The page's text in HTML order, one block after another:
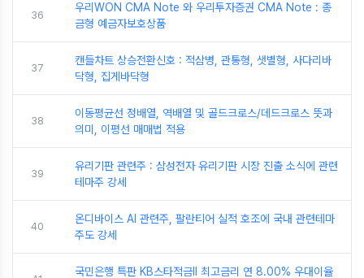
36
우리WON CMA Note 와 우리투자증권 CMA Note : 종
금형 예금자보호상품
37
캔들차트 상승전환신호 : 적삼병, 관통형, 샛별형, 사다리바
닥형, 집게바닥형
38
이동평균선 정배열, 역배열 및 골드크로스/데드크로스 뜻과
의미, 이평선 매매법 적용
39
유리기판 관련주 : 삼성전자 유리기판 시장 진출 소식에 관련
테마주 강세
40
온디바이스 AI 관련주, 팔란티어 실적 호조에 국내 관련테마
주도 강세
국민은행 특판 KB스타적금Ⅱ 최고금리 연 8.00% 우대이율